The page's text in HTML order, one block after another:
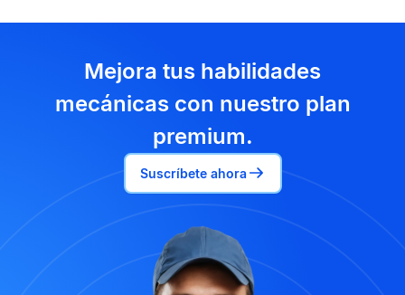
Mejora tus habilidades
mecánicas con nuestro plan
premium.
Suscríbete ahora